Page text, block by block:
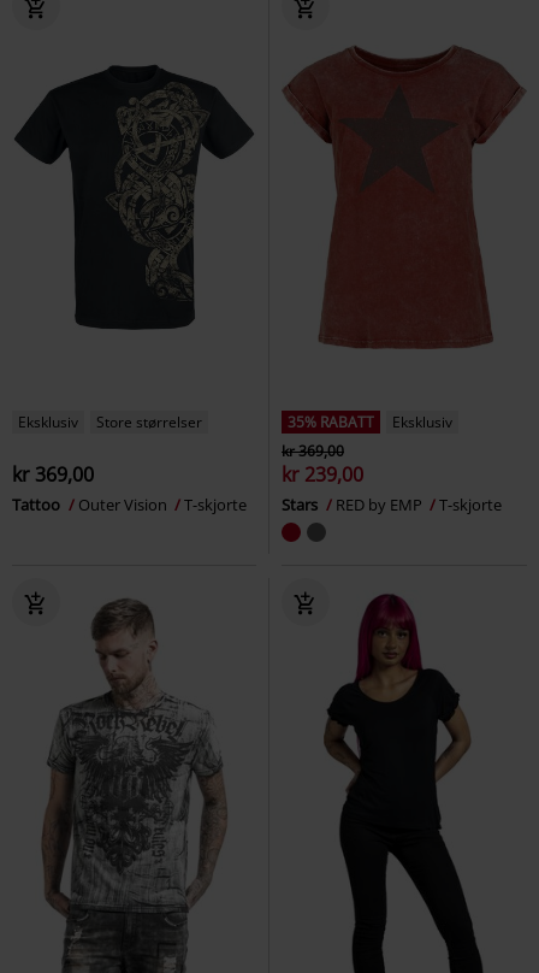
Eksklusiv Store størrelser
kr 369,00
Tattoo Outer Vision T-skjorte
35% RABATT
Eksklusiv
kr 369,00
kr 239,00
Stars RED by EMP T-skjorte